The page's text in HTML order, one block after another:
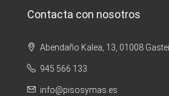
Contacta con nosotros
Abendaño Kalea, 13, 01008
945 566 133
info@pisosymas.es